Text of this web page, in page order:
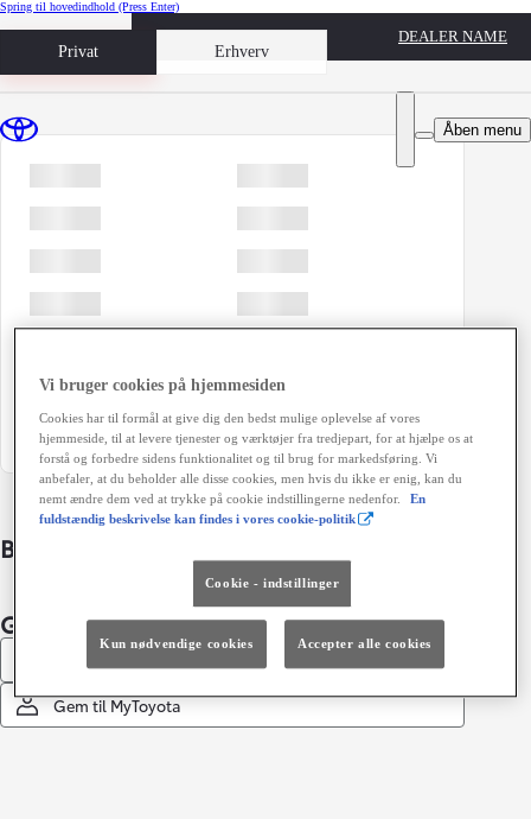
Spring til hovedindhold (Press Enter)
Privat Erhverv
Book prøvetur
DEALER NAME
Åben menu
Bildetaljer
Gem denne konfiguration
Gem til MyToyota
Vi bruger cookies på hjemmesiden
Cookies har til formål at give dig den bedst mulige oplevelse af vores
hjemmeside, til at levere tjenester og værktøjer fra tredjepart, for at hjælpe os at
forstå og forbedre sidens funktionalitet og til brug for markedsføring. Vi
anbefaler, at du beholder alle disse cookies, men hvis du ikke er enig, kan du
nemt ændre dem ved at trykke på cookie indstillingerne nedenfor.
En
fuldstændig beskrivelse kan findes i vores cookie-politik
Cookie - indstillinger
Kun nødvendige cookies Accepter alle cookies